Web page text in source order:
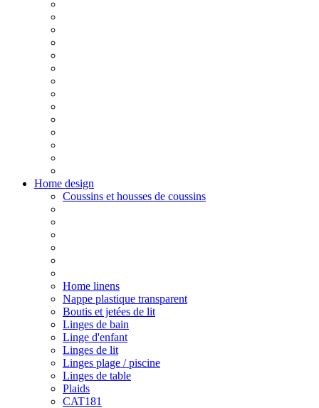
Home design
Coussins et housses de coussins
Home linens
Nappe plastique transparent
Boutis et jetées de lit
Linges de bain
Linge d'enfant
Linges de lit
Linges plage / piscine
Linges de table
Plaids
CAT181